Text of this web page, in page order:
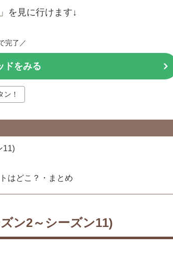
」を見に行けます↓
完了／
ドをみる
ン！
11)
はどこ？・まとめ
ン2～シーズン11)